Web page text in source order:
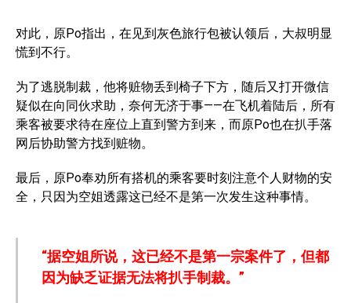
对此，原Po指出，在见到灰色旅行包被认领后，大叔明显
慌到不行。
为了逃脱制裁，他将赃物丢到椅子下方，随后又打开微信
疑似在向同伙求助，奈何无济于事——在飞机着陆后，所有
乘客被要求待在座位上直到警方到来，而原Po也在扒手落
网后协助警方找到赃物。
最后，原Po奉劝所有搭机的乘客要时刻注意个人财物的安
全，只因为空姐透露这已经不是第一次发生这种事情。
“据空姐所说，这已经不是第一宗案件了，但都
因为缺乏证据无法将扒手制裁。”